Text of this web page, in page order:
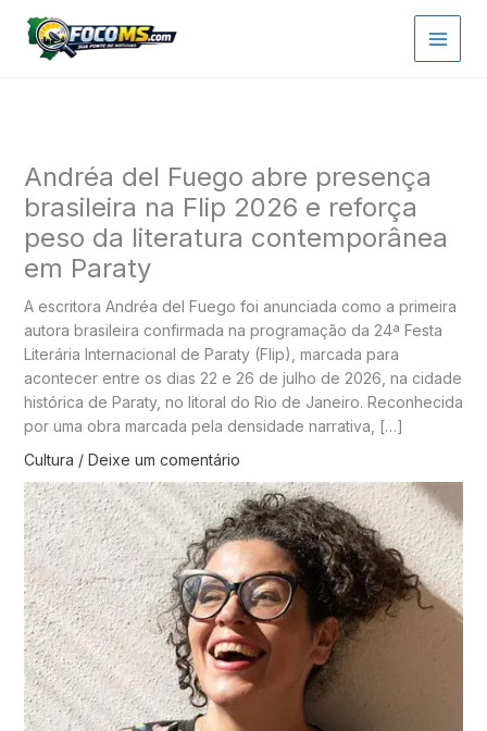
para
Andréa del Fuego abre presença
brasileira na Flip 2026 e reforça
peso da literatura contemporânea
em Paraty
A escritora Andréa del Fuego foi anunciada como a primeira
autora brasileira confirmada na programação da 24ª Festa
Literária Internacional de Paraty (Flip), marcada para
acontecer entre os dias 22 e 26 de julho de 2026, na cidade
histórica de Paraty, no litoral do Rio de Janeiro. Reconhecida
por uma obra marcada pela densidade narrativa, […]
Cultura / Deixe um comentário